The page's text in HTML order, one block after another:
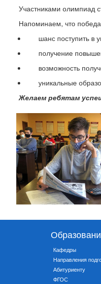
Участниками олимпиад
Напоминаем, что
шанс поступить в
получение
возможность
уникальные
Желаем ребятам
Кафедры
Направления
Абитуриенту
ФГОС